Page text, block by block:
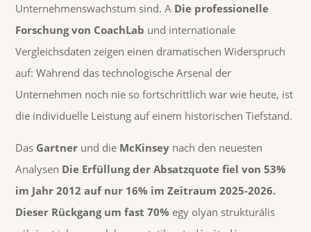
Unternehmenswachstum sind. A Die professionelle
Forschung von CoachLab und internationale
Vergleichsdaten zeigen einen dramatischen Widerspruch
auf: Während das technologische Arsenal der
Unternehmen noch nie so fortschrittlich war wie heute, ist
die individuelle Leistung auf einem historischen Tiefstand.
Das Gartner und die McKinsey nach den neuesten
Analysen Die Erfüllung der Absatzquote fiel von 53%
im Jahr 2012 auf nur 16% im Zeitraum 2025-2026.
Dieser Rückgang um fast 70% egy olyan strukturális